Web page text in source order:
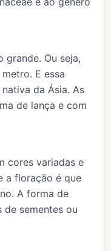
grande. Ou seja,
E essa
da Ásia. As
de lança e com
cores variadas e
a floração é que
A forma de
de sementes ou